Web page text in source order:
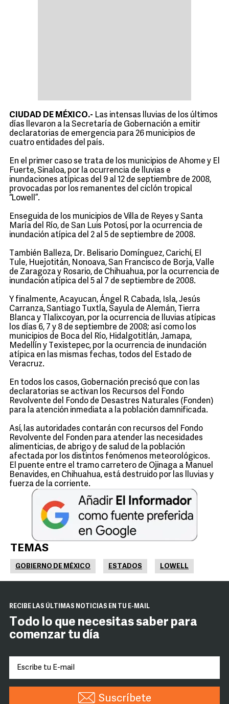
CIUDAD DE MÉXICO.- Las intensas lluvias de los últimos
días llevaron a la Secretaría de Gobernación a emitir
declaratorias de emergencia para 26 municipios de
cuatro entidades del país.
En el primer caso se trata de los municipios de Ahome y El
Fuerte, Sinaloa, por la ocurrencia de lluvias e
inundaciones atípicas del 9 al 12 de septiembre de 2008,
provocadas por los remanentes del ciclón tropical
“Lowell”.
Enseguida de los municipios de Villa de Reyes y Santa
María del Río, de San Luis Potosí, por la ocurrencia de
inundación atípica del 2 al 5 de septiembre de 2008.
También Balleza, Dr. Belisario Domínguez, Carichí, El
Tule, Huejotitán, Nonoava, San Francisco de Borja, Valle
de Zaragoza y Rosario, de Chihuahua, por la ocurrencia de
inundación atípica del 5 al 7 de septiembre de 2008.
Y finalmente, Acayucan, Ángel R. Cabada, Isla, Jesús
Carranza, Santiago Tuxtla, Sayula de Alemán, Tierra
Blanca y Tlalixcoyan, por la ocurrencia de lluvias atípicas
los días 6, 7 y 8 de septiembre de 2008; así como los
municipios de Boca del Río, Hidalgotitlán, Jamapa,
Medellín y Texistepec, por la ocurrencia de inundación
atípica en las mismas fechas, todos del Estado de
Veracruz.
En todos los casos, Gobernación precisó que con las
declaratorias se activan los Recursos del Fondo
Revolvente del Fondo de Desastres Naturales (Fonden)
para la atención inmediata a la población damnificada.
Así, las autoridades contarán con recursos del Fondo
Revolvente del Fonden para atender las necesidades
alimenticias, de abrigo y de salud de la población
afectada por los distintos fenómenos meteorológicos.
El puente entre el tramo carretero de Ojinaga a Manuel
Benavides, en Chihuahua, está destruido por las lluvias y
fuerza de la corriente.
TEMAS
GOBIERNO DE MÉXICO ESTADOS LOWELL
RECIBE LAS ÚLTIMAS NOTICIAS EN TU E-MAIL
Todo lo que necesitas saber para
comenzar tu día
Suscríbete